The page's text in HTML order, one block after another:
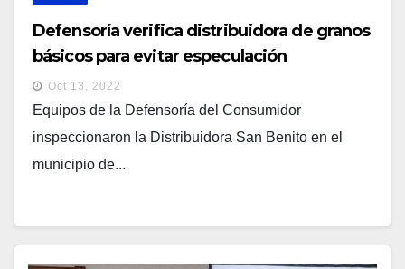
Defensoría verifica distribuidora de granos
básicos para evitar especulación
Oct 13, 2022
Equipos de la Defensoría del Consumidor
inspeccionaron la Distribuidora San Benito en el
municipio de...